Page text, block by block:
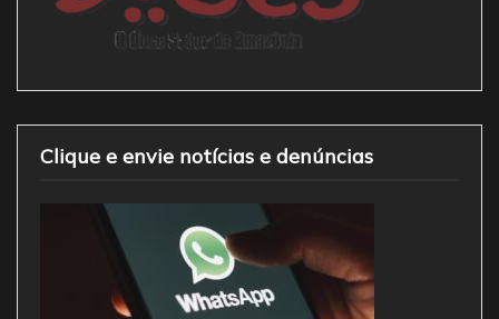
Clique e envie notícias e denúncias